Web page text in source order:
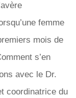
femme
mois de
s’en
avec le Dr.
coordinatrice du